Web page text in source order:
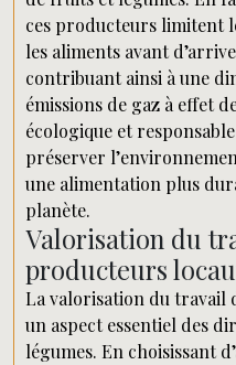
ces producteurs limitent
les aliments avant
contribuant ainsi à une
émissions de gaz à effet
écologique et
préserver
une alimentation plus
planète.
Valorisation du
producteurs
La valorisation du travail
un aspect essentiel des
légumes. En choisissant